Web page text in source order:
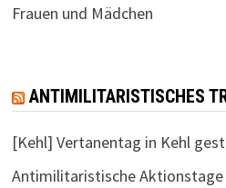
Frauen und Mädchen
ANTIMILITARISTISCHES
[Kehl] Vertanentag in Kehl
Antimilitaristische Aktionstage